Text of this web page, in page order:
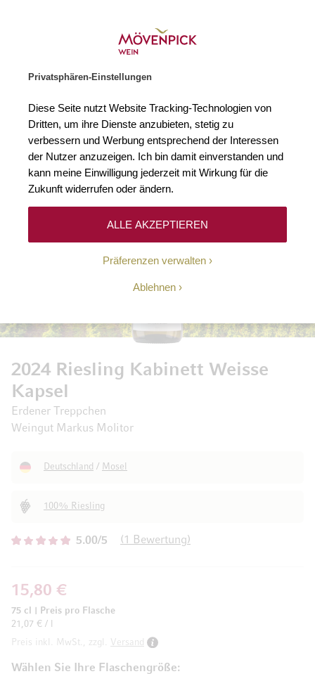
Privatsphären-Einstellungen
Diese Seite nutzt Website Tracking-Technologien von
Dritten, um ihre Dienste anzubieten, stetig zu
verbessern und Werbung entsprechend der Interessen
der Nutzer anzuzeigen. Ich bin damit einverstanden und
kann meine Einwilligung jederzeit mit Wirkung für die
Zukunft widerrufen oder ändern.
Präferenzen verwalten
Ablehnen
ALLE AKZEPTIEREN
5.00/5 1 Bewertung
2024 Riesling Kabinett Weisse
Kapsel
Erdener Treppchen
Weingut Markus Molitor
Deutschland / Mosel
100% Riesling
Wählen Sie Ihre Flaschengröße
15,80 €
75 cl
Preis pro Flasche
21,07 € / l
Preis inkl. MwSt., zzgl.
Versand
Zum Ende der Bildgalerie springen
Zum Anfang der